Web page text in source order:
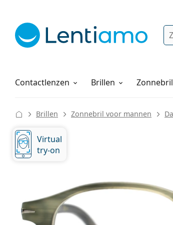
Contactlenzen
Lenzenvloeistoffen Brillen
Hoe bestellen
Brillen Zonnebril voor mannen
Virtual
try-on